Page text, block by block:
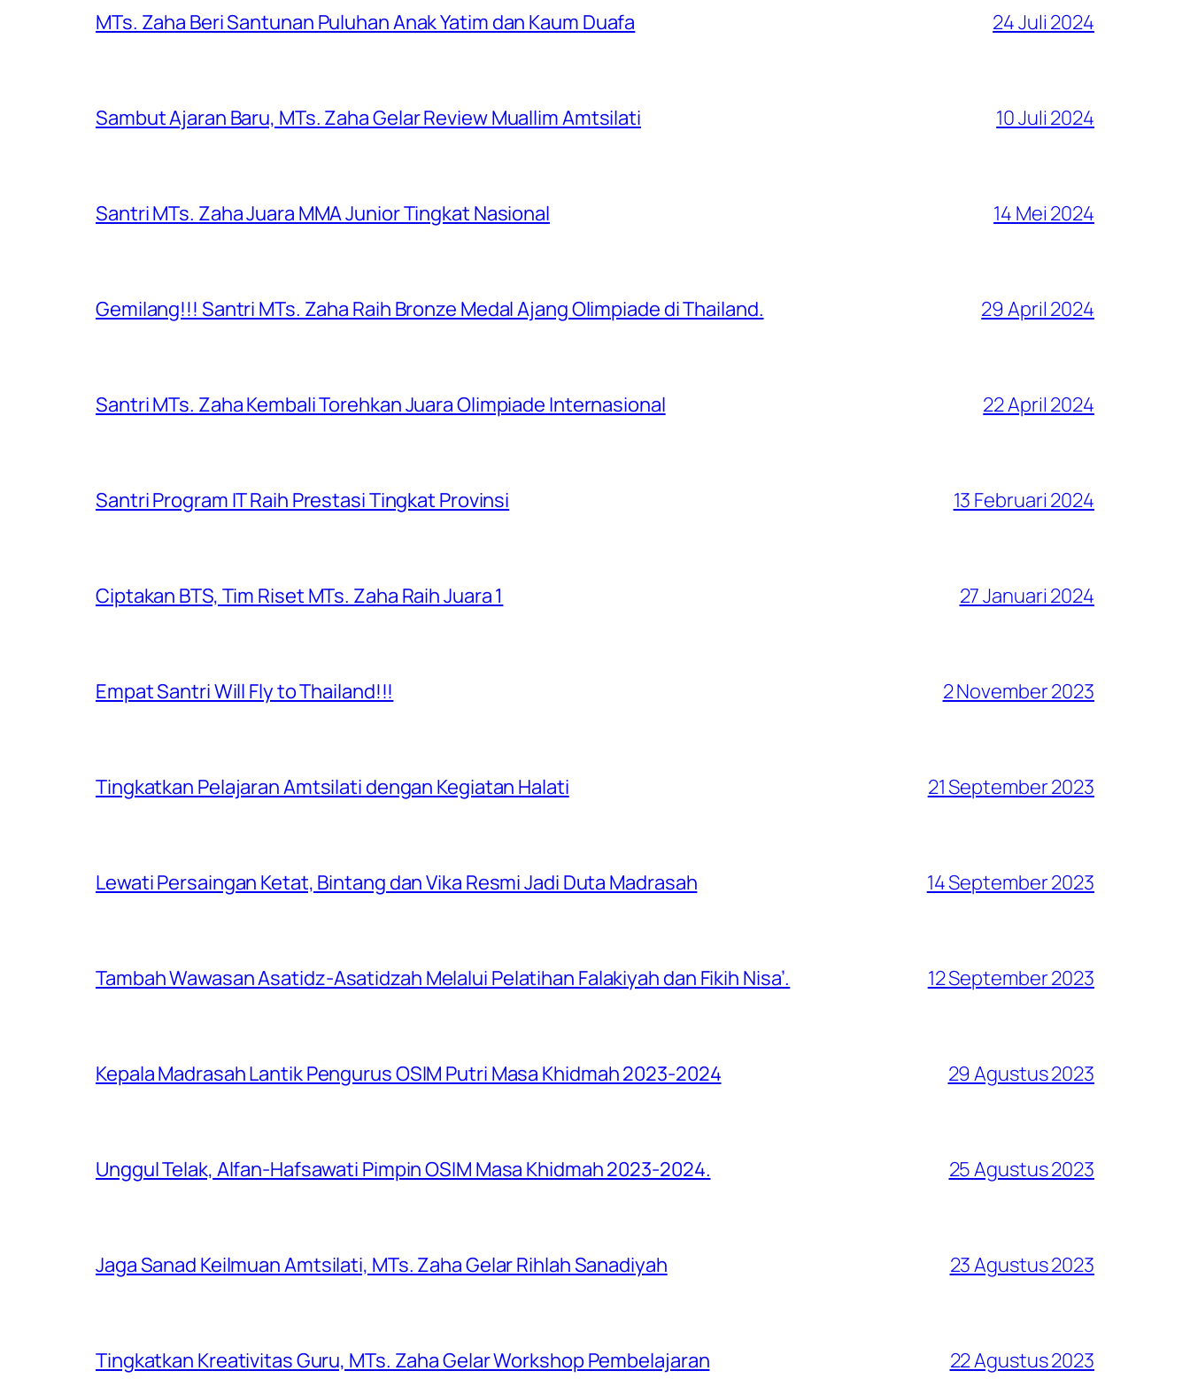
MTs. Zaha Beri Santunan Puluhan Anak Yatim dan Kaum Duafa 24 Juli 2024
Sambut Ajaran Baru, MTs. Zaha Gelar Review Muallim Amtsilati 10 Juli 2024
Santri MTs. Zaha Juara MMA Junior Tingkat Nasional 14 Mei 2024
Gemilang!!! Santri MTs. Zaha Raih Bronze Medal Ajang Olimpiade di Thailand. 29 April 2024
Santri MTs. Zaha Kembali Torehkan Juara Olimpiade Internasional 22 April 2024
Santri Program IT Raih Prestasi Tingkat Provinsi 13 Februari 2024
Ciptakan BTS, Tim Riset MTs. Zaha Raih Juara 1 27 Januari 2024
Empat Santri Will Fly to Thailand!!! 2 November 2023
Tingkatkan Pelajaran Amtsilati dengan Kegiatan Halati 21 September 2023
Lewati Persaingan Ketat, Bintang dan Vika Resmi Jadi Duta Madrasah 14 September 2023
Tambah Wawasan Asatidz-Asatidzah Melalui Pelatihan Falakiyah dan Fikih Nisa’. 12 September 2023
Kepala Madrasah Lantik Pengurus OSIM Putri Masa Khidmah 2023-2024 29 Agustus 2023
Unggul Telak, Alfan-Hafsawati Pimpin OSIM Masa Khidmah 2023-2024. 25 Agustus 2023
Jaga Sanad Keilmuan Amtsilati, MTs. Zaha Gelar Rihlah Sanadiyah 23 Agustus 2023
Tingkatkan Kreativitas Guru, MTs. Zaha Gelar Workshop Pembelajaran 22 Agustus 2023